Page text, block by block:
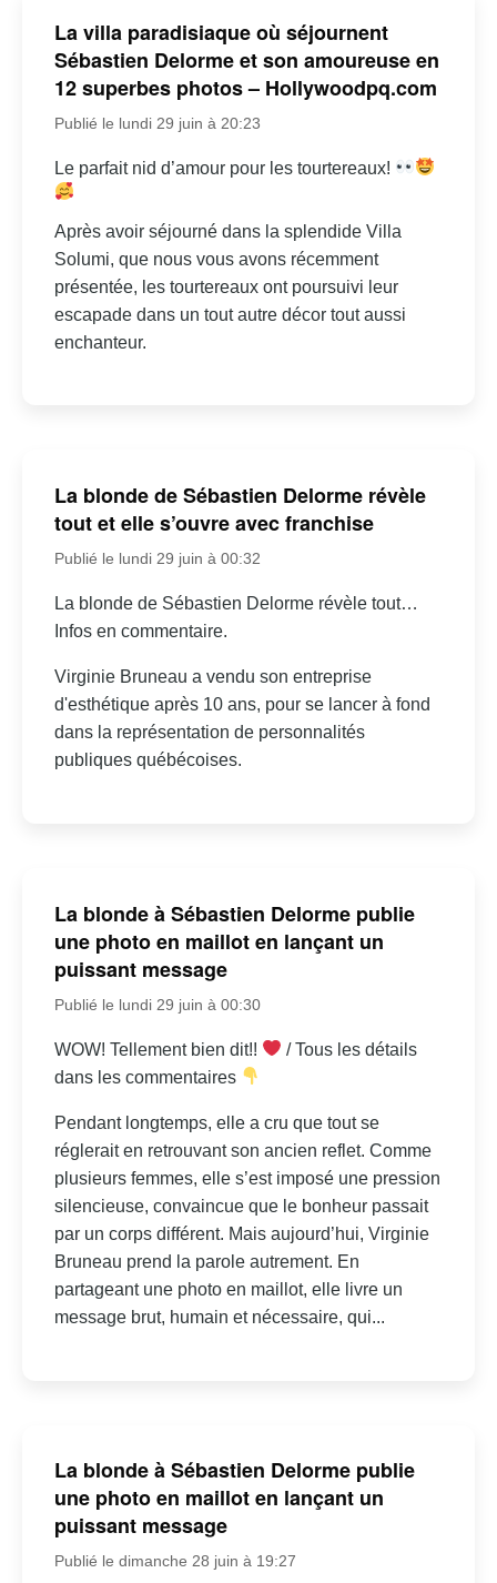
La villa paradisiaque où séjournent
Sébastien Delorme et son amoureuse en
12 superbes photos – Hollywoodpq.com
Publié le lundi 29 juin à 20:23
Le parfait nid d’amour pour les tourtereaux!
Après avoir séjourné dans la splendide Villa
Solumi, que nous vous avons récemment
présentée, les tourtereaux ont poursuivi leur
escapade dans un tout autre décor tout aussi
enchanteur.
La blonde de Sébastien Delorme révèle
tout et elle s’ouvre avec franchise
Publié le lundi 29 juin à 00:32
La blonde de Sébastien Delorme révèle tout…
Infos en commentaire.
Virginie Bruneau a vendu son entreprise
d'esthétique après 10 ans, pour se lancer à fond
dans la représentation de personnalités
publiques québécoises.
La blonde à Sébastien Delorme publie
une photo en maillot en lançant un
puissant message
Publié le lundi 29 juin à 00:30
WOW! Tellement bien dit!!
/ Tous les détails
dans les commentaires
Pendant longtemps, elle a cru que tout se
réglerait en retrouvant son ancien reflet. Comme
plusieurs femmes, elle s’est imposé une pression
silencieuse, convaincue que le bonheur passait
par un corps différent. Mais aujourd’hui, Virginie
Bruneau prend la parole autrement. En
partageant une photo en maillot, elle livre un
message brut, humain et nécessaire, qui...
La blonde à Sébastien Delorme publie
une photo en maillot en lançant un
puissant message
Publié le dimanche 28 juin à 19:27